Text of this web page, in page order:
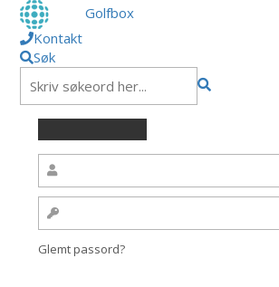
Golfbox
Kontakt
Søk
Glemt passord?